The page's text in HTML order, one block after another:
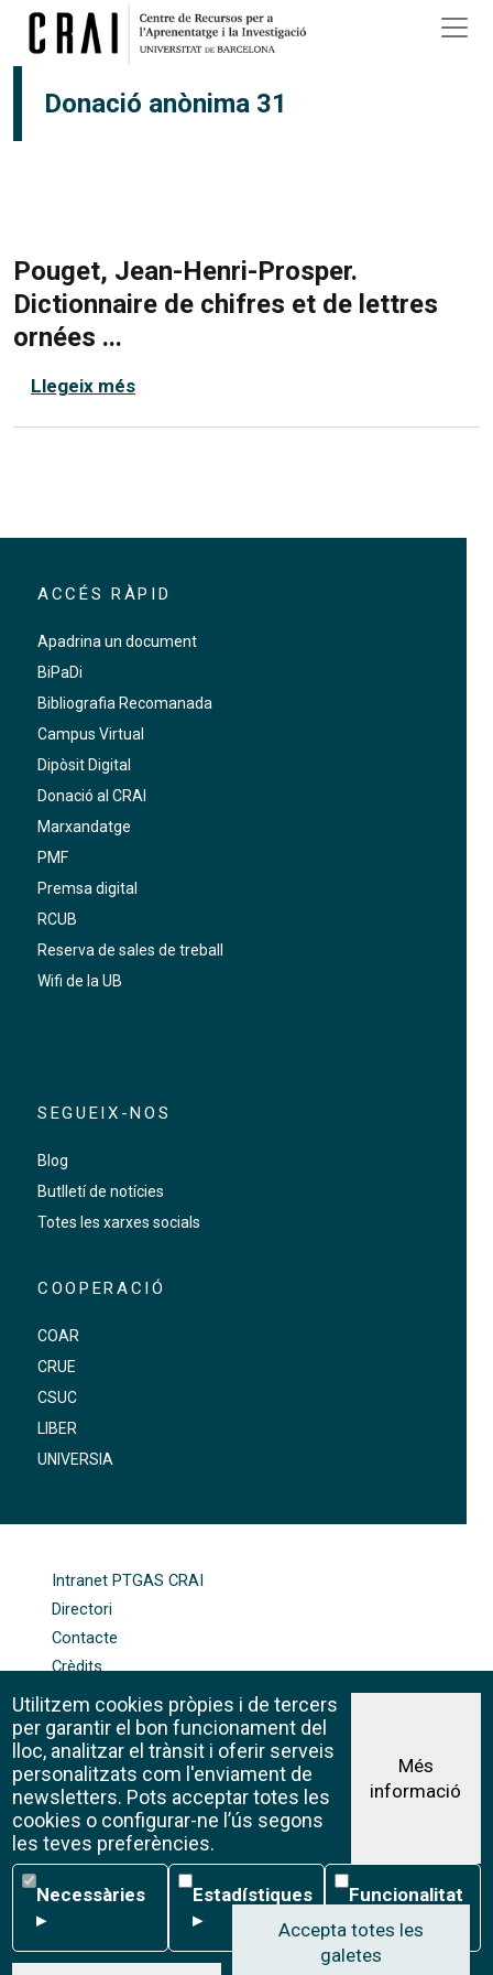
Vés al contingut
Donació anònima 31
Pouget, Jean-Henri-Prosper.
Dictionnaire de chifres et de lettres
ornées ...
Llegeix méssobre Pouget, Jean-Henri-Prosper.
ACCÉS RÀPID
Apadrina un document
BiPaDi
Bibliografia Recomanada
Campus Virtual
Dipòsit Digital
Donació al CRAI
Marxandatge
PMF
Premsa digital
RCUB
Reserva de sales de treball
Wifi de la UB
SEGUEIX-NOS
Blog
Butlletí de notícies
Totes les xarxes socials
COOPERACIÓ
COAR
CRUE
CSUC
LIBER
UNIVERSIA
Intranet PTGAS CRAI
Directori
Contacte
Crèdits
Política de galetes
Avís legal
©CRAI Universitat de Barcelona
Creative Commons 4.0
Utilitzem cookies pròpies i de tercers
per garantir el bon funcionament del
lloc, analitzar el trànsit i oferir serveis
personalitzats com l'enviament de
newsletters. Pots acceptar totes les
cookies o configurar-ne l’ús segons
les teves preferències.
Més
informació
Necessàries
Necessàries
▸
Estadístiques
Estadístiques
▸
Funcionalitat
Funcionalitat
▸
Accepta totes les
galetes